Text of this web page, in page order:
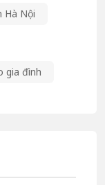
Hà Nội
gia đình